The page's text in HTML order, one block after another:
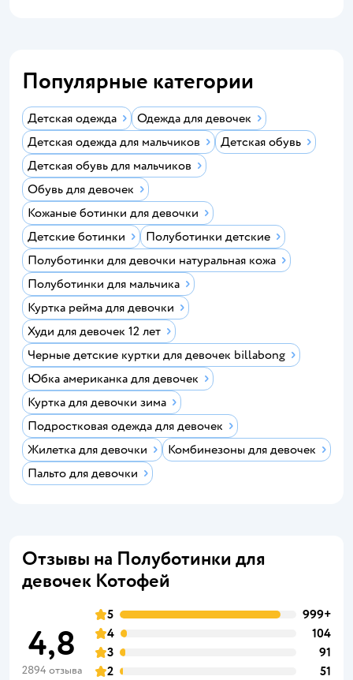
Популярные категории
Детская одежда
Одежда для девочек
Детская одежда для мальчиков
Детская обувь
Детская обувь для мальчиков
Обувь для девочек
Кожаные ботинки для девочки
Детские ботинки
Полуботинки детские
Полуботинки для девочки натуральная кожа
Полуботинки для мальчика
Куртка рейма для девочки
Худи для девочек 12 лет
Черные детские куртки для девочек billabong
Юбка американка для девочек
Куртка для девочки зима
Подростковая одежда для девочек
Жилетка для девочки
Комбинезоны для девочек
Пальто для девочки
Отзывы на Полуботинки для
девочек Котофей
4,8
2894 отзыва
5
999+
4
104
3
91
2
51